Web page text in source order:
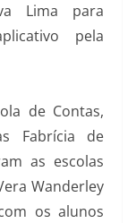
Lima para
pela
de Contas,
Fabrícia de
as escolas
Wanderley
os alunos